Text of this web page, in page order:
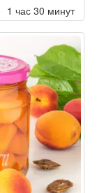
1 час 30 минут